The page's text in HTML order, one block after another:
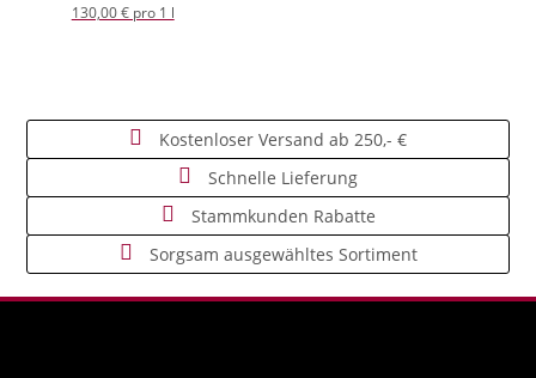
130,00 € pro 1 l
Kostenloser Versand ab 250,- €
Schnelle Lieferung
Stammkunden Rabatte
Sorgsam ausgewähltes Sortiment